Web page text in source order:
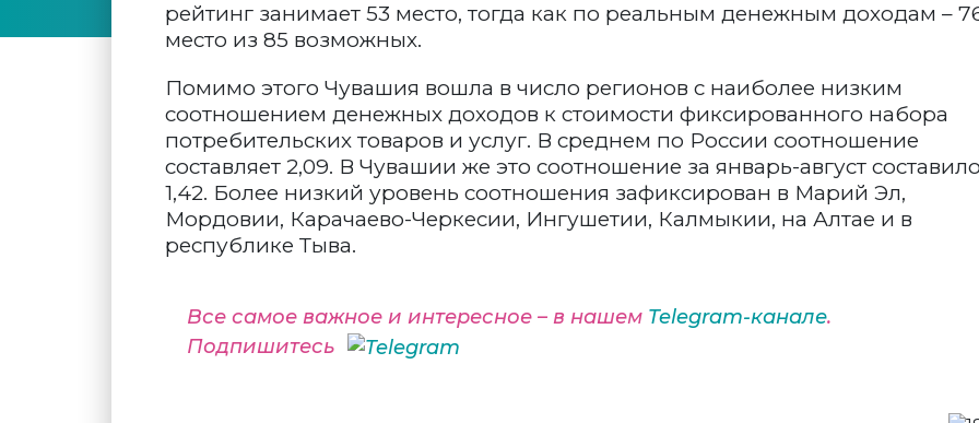
рейтинг занимает 53 место, тогда как по реальным денежным доходам –
место из 85 возможных.
Помимо этого Чувашия вошла в число регионов с наиболее низким
соотношением денежных доходов к стоимости фиксированного набора
потребительских товаров и услуг. В среднем по России соотношение
составляет 2,09. В Чувашии же это соотношение за январь-август
1,42. Более низкий уровень соотношения зафиксирован в Марий Эл,
Мордовии, Карачаево-Черкесии, Ингушетии, Калмыкии, на Алтае и в
республике Тыва.
Все самое важное и интересное – в нашем Telegram-канале.
Подпишитесь